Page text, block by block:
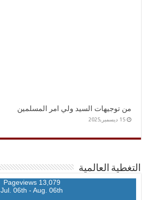
من توجيهات السيد ولي امر المسلمين
15 ديسمبر,2025
التغطية العالمية
13,079 Pageviews
Jul. 06th - Aug. 06th